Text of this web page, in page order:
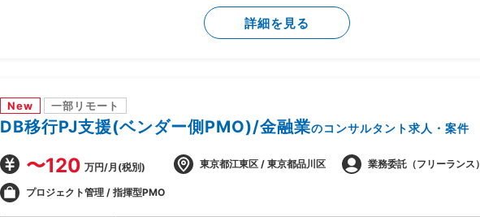
-移行ツール作成に関する計画策定/推進
-移行リハーサル～移行本番～移行後支援までの全体推進
詳細を見る
New 一部リモート
DB移行PJ支援(ベンダー側PMO)/金融業のコンサルタント求人・案件
〜120 万円/月(税別) 東京都江東区 / 東京都品川区 業務委託（フリーランス）
プロジェクト管理 / 指揮型PMO